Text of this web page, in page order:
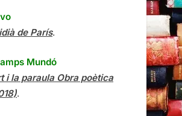
de París.
Mundó
i la paraula Obra poètica
.